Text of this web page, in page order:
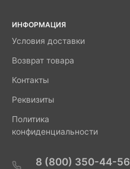
ИНФОРМАЦИЯ
Условия доставки
Возврат товара
Контакты
Реквизиты
Политика
конфиденциальности
8 (800) 350-44-56